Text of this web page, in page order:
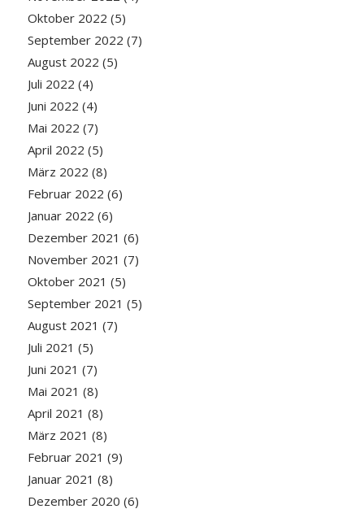
Oktober 2022 (5)
September 2022 (7)
August 2022 (5)
Juli 2022 (4)
Juni 2022 (4)
Mai 2022 (7)
April 2022 (5)
März 2022 (8)
Februar 2022 (6)
Januar 2022 (6)
Dezember 2021 (6)
November 2021 (7)
Oktober 2021 (5)
September 2021 (5)
August 2021 (7)
Juli 2021 (5)
Juni 2021 (7)
Mai 2021 (8)
April 2021 (8)
März 2021 (8)
Februar 2021 (9)
Januar 2021 (8)
Dezember 2020 (6)